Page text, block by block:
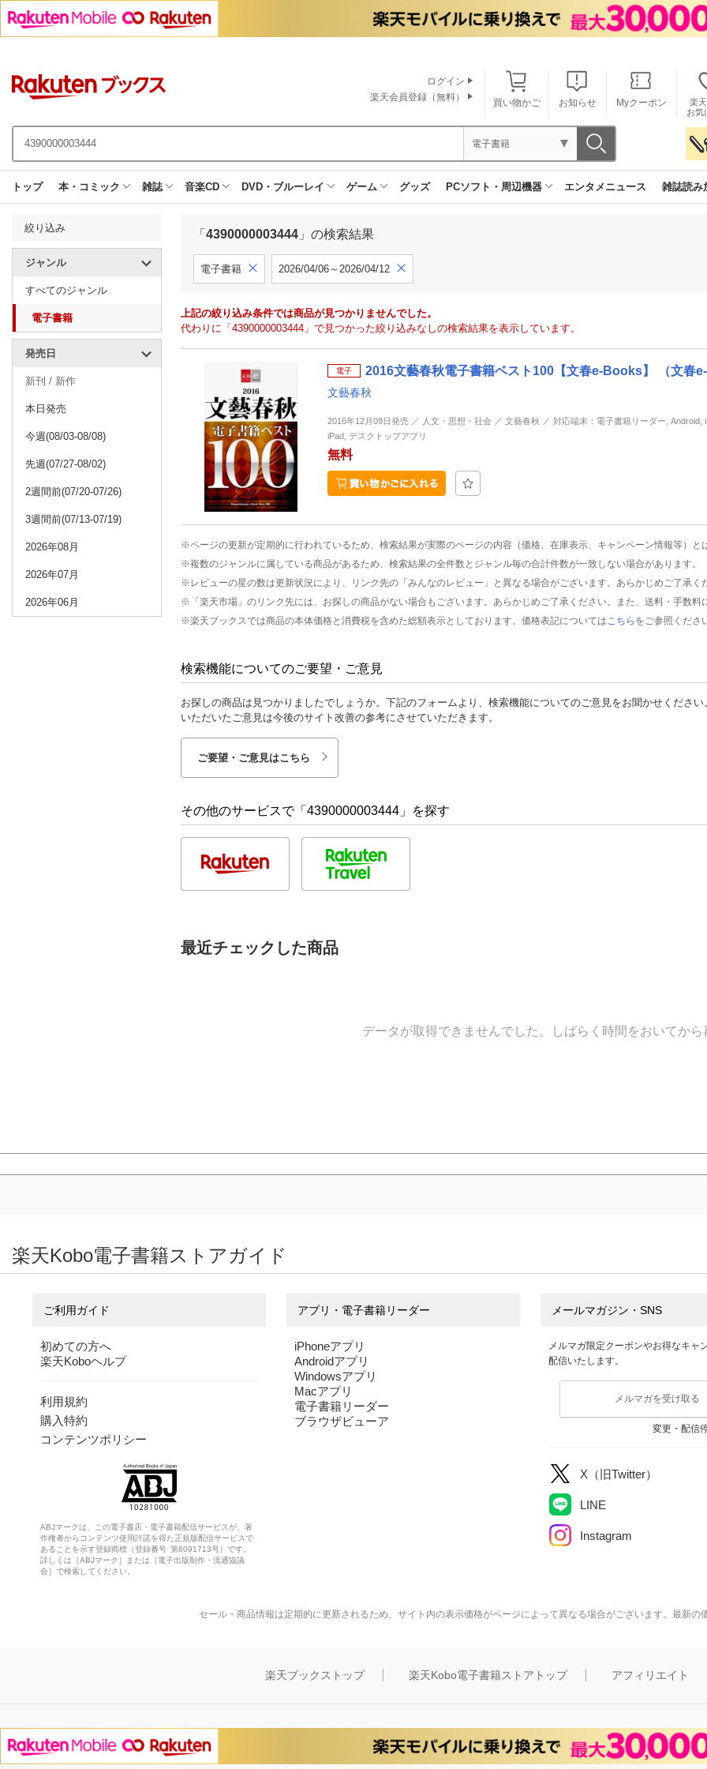
買い物かご お知らせ Myクーポン
楽
お気
ログイン
楽天会員登録（無料）
電子書籍
トップ 本・コミック 雑誌 音楽CD DVD・ブルーレイ ゲーム グッズ PCソフト・周辺機器 エンタメニュース 雑誌読み
絞り込み
ジャンル
すべてのジャンル
電子書籍
発売日
新刊 / 新作
本日発売
今週(08/03-08/08)
先週(07/27-08/02)
2週間前(07/20-07/26)
3週間前(07/13-07/19)
2026年08月
2026年07月
2026年06月
「 4390000003444 」の検索結果
電子書籍 2026/04/06～2026/04/12
上記の絞り込み条件では商品が見つかりませんでした。
代わりに「4390000003444」で見つかった絞り込みなしの検索結果を表示しています。
電子 2016文藝春秋電子書籍ベスト100【文春e-Books】 （文春
文藝春秋
2016年12月09日発売 ／ 人文・思想・社会 ／ 文藝春秋 ／ 対応端末：電子書籍リーダー, Android,
iPad, デスクトップアプリ
無料
※ページの更新が定期的に行われているため、検索結果が実際のページの内容（価格、在庫表示、キャンペーン情報等）と
※複数のジャンルに属している商品があるため、検索結果の全件数とジャンル毎の合計件数が一致しない場合があります。
※レビューの星の数は更新状況により、リンク先の「みんなのレビュー」と異なる場合がございます。あらかじめご了承く
※「楽天市場」のリンク先には、お探しの商品がない場合もございます。あらかじめご了承ください。また、送料・手数料
※楽天ブックスでは商品の本体価格と消費税を含めた総額表示としております。価格表記については こちら をご参照くださ
検索機能についてのご要望・ご意見
お探しの商品は見つかりましたでしょうか。下記のフォームより、検索機能についてのご意見をお聞かせください
いただいたご意見は今後のサイト改善の参考にさせていただきます。
ご要望・ご意見はこちら
その他のサービスで「4390000003444」を探す
最近チェックした商品
データが取得できませんでした。しばらく時間をおいてから
楽天Kobo電子書籍ストアガイド
ご利用ガイド
初めての方へ
楽天Koboヘルプ
利用規約
購入特約
コンテンツポリシー
ABJマークは、この電子書店・電子書籍配信サービスが、著
作権者からコンテンツ使用許諾を得た正規版配信サービスで
あることを示す登録商標（登録番号 第6091713号）です。
詳しくは［ABJマーク］または［電子出版制作・流通協議
会］で検索してください。
アプリ・電子書籍リーダー
iPhoneアプリ
Androidアプリ
Windowsアプリ
Macアプリ
電子書籍リーダー
ブラウザビューア
メールマガジン・SNS
メルマガ限定クーポンやお得なキャ
配信いたします。
メルマガを受け取る
変更・配信
X（旧Twitter）
LINE
Instagram
セール・商品情報は定期的に更新されるため、サイト内の表示価格がページによって異なる場合がございます。最新の
楽天ブックストップ 楽天Kobo電子書籍ストアトップ アフィリエイト